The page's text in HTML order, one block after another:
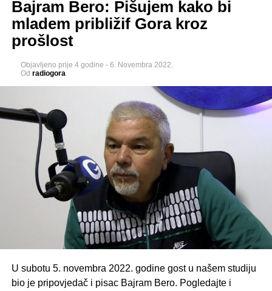
Bajram Bero: Pišujem kako bi
mladem približif Gora kroz
prošlost
Objavljeno prije 4 godine - 6. Novembra 2022.
Od radiogora
U subotu 5. novembra 2022. godine gost u našem studiju
bio je pripovjedač i pisac Bajram Bero. Pogledajte i